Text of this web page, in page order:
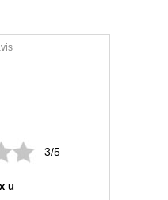
3/5
u